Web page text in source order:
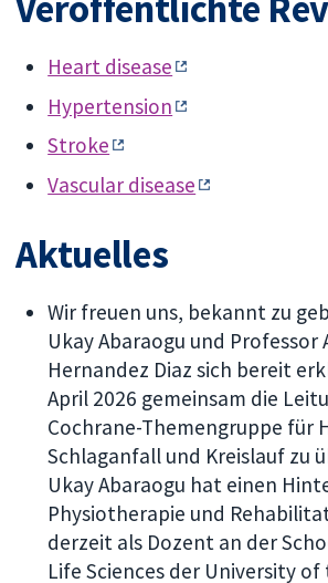
Heart disease
Hypertension
Stroke
Vascular disease
Aktuelles
Wir freuen uns, bekannt zu
Ukay Abaraogu und Professor
Hernandez Diaz sich bereit
April 2026 gemeinsam die
Cochrane-Themengruppe für
Schlaganfall und Kreislauf zu
Ukay Abaraogu hat einen
Physiotherapie und
derzeit als Dozent an der
Life Sciences der University